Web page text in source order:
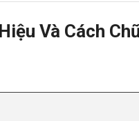
Và Cách